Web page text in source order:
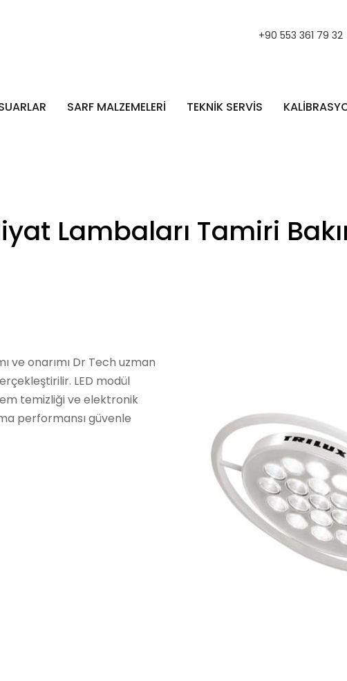
+90 553 361 79 32
SARF MALZEMELERİ TEKNİK SERVİS
Lambaları Tamiri
ve onarımı Dr Tech uzman
LED modül
temizliği ve elektronik
performansı güvenle